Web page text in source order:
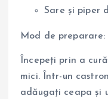
Sare și piper
Mod de preparare:
Începeți prin a
mici. Într-un
adăugați ceapa și